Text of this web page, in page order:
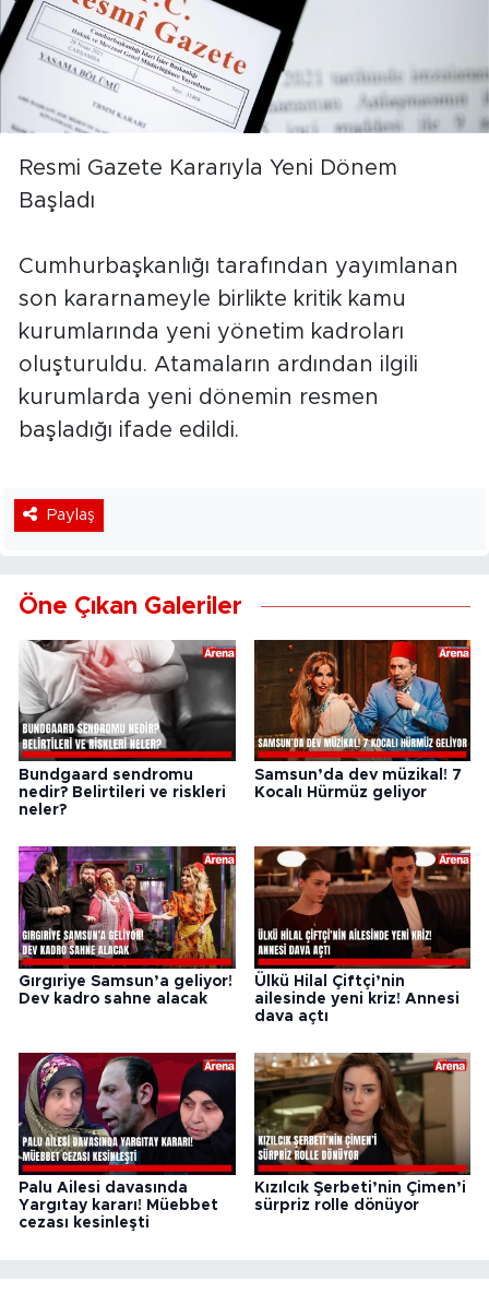
Resmi Gazete Kararıyla Yeni Dönem
Başladı
Cumhurbaşkanlığı tarafından yayımlanan
son kararnameyle birlikte kritik kamu
kurumlarında yeni yönetim kadroları
oluşturuldu. Atamaların ardından ilgili
kurumlarda yeni dönemin resmen
başladığı ifade edildi.
Paylaş
Öne Çıkan Galeriler
Bundgaard sendromu
nedir? Belirtileri ve riskleri
neler?
Samsun’da dev müzikal! 7
Kocalı Hürmüz geliyor
Gırgıriye Samsun’a geliyor!
Dev kadro sahne alacak
Ülkü Hilal Çiftçi’nin
ailesinde yeni kriz! Annesi
dava açtı
Palu Ailesi davasında
Yargıtay kararı! Müebbet
cezası kesinleşti
Kızılcık Şerbeti’nin Çimen’i
sürpriz rolle dönüyor